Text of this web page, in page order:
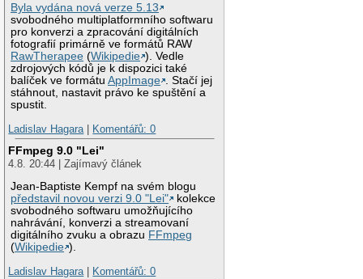
Byla vydána nová verze 5.13
svobodného multiplatformního softwaru
pro konverzi a zpracování digitálních
fotografií primárně ve formátů RAW
RawTherapee (Wikipedie ). Vedle
zdrojových kódů je k dispozici také
balíček ve formátuAppImage . Stačí jej
stáhnout, nastavit právo ke spuštění a
spustit.
Ladislav Hagara| Komentářů: 0
FFmpeg 9.0 "Lei"
4.8. 20:44 | Zajímavý článek
Jean-Baptiste Kempf na svém blogu
představil novou verzi 9.0 "Lei"
kolekce
svobodného softwaru umožňujícího
nahrávání, konverzi a streamovaní
digitálního zvuku a obrazu FFmpeg
(Wikipedie ).
Ladislav Hagara| Komentářů: 0